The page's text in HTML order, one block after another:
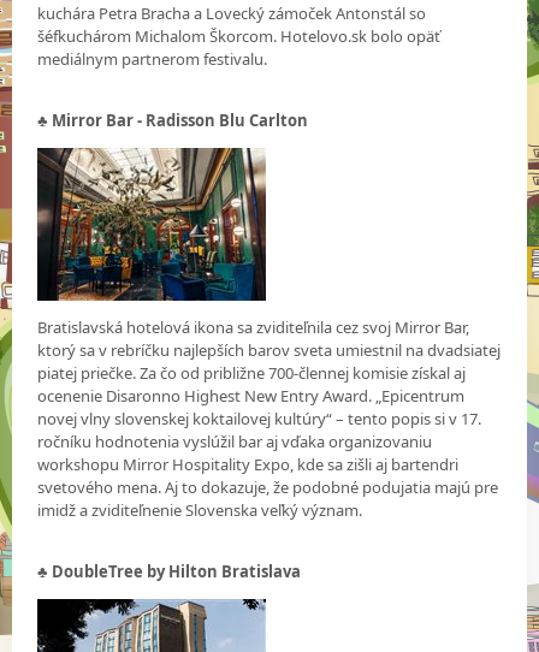
kuchára Petra Bracha a Lovecký zámoček Antonstál so
šéfkuchárom Michalom Škorcom. Hotelovo.sk bolo opäť
mediálnym partnerom festivalu.
♣ Mirror Bar - Radisson Blu Carlton
Bratislavská hotelová ikona sa zviditeľnila cez svoj Mirror Bar,
ktorý sa v rebríčku najlepších barov sveta umiestnil na dvadsiatej
piatej priečke. Za čo od približne 700-člennej komisie získal aj
ocenenie Disaronno Highest New Entry Award. „Epicentrum
novej vlny slovenskej koktailovej kultúry“ – tento popis si v 17.
ročníku hodnotenia vyslúžil bar aj vďaka organizovaniu
workshopu Mirror Hospitality Expo, kde sa zišli aj bartendri
svetového mena. Aj to dokazuje, že podobné podujatia majú pre
imidž a zviditeľnenie Slovenska veľký význam.
♣ DoubleTree by Hilton Bratislava